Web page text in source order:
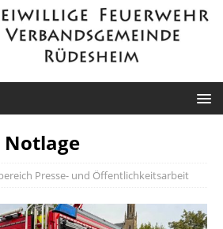
Notlage
Presse- und Öffentlichkeitsarbeit